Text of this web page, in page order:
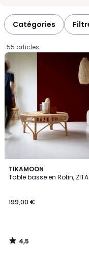
Catégories
55 articles
TIKAMOON
Table basse en Rotin, ZITA
€.
199,00 €
4,5
/ 5
4,5
/